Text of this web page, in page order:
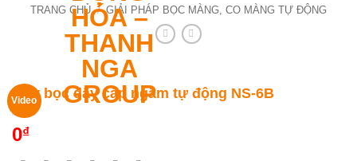
TRANG CHỦ / GIẢI PHÁP BỌC MÀNG, CO MÀNG TỰ ĐỘNG
Video
Máy bọc dây cáp ngầm tự động NS-6B
0₫